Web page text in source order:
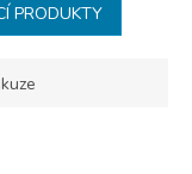
PRODUKTY